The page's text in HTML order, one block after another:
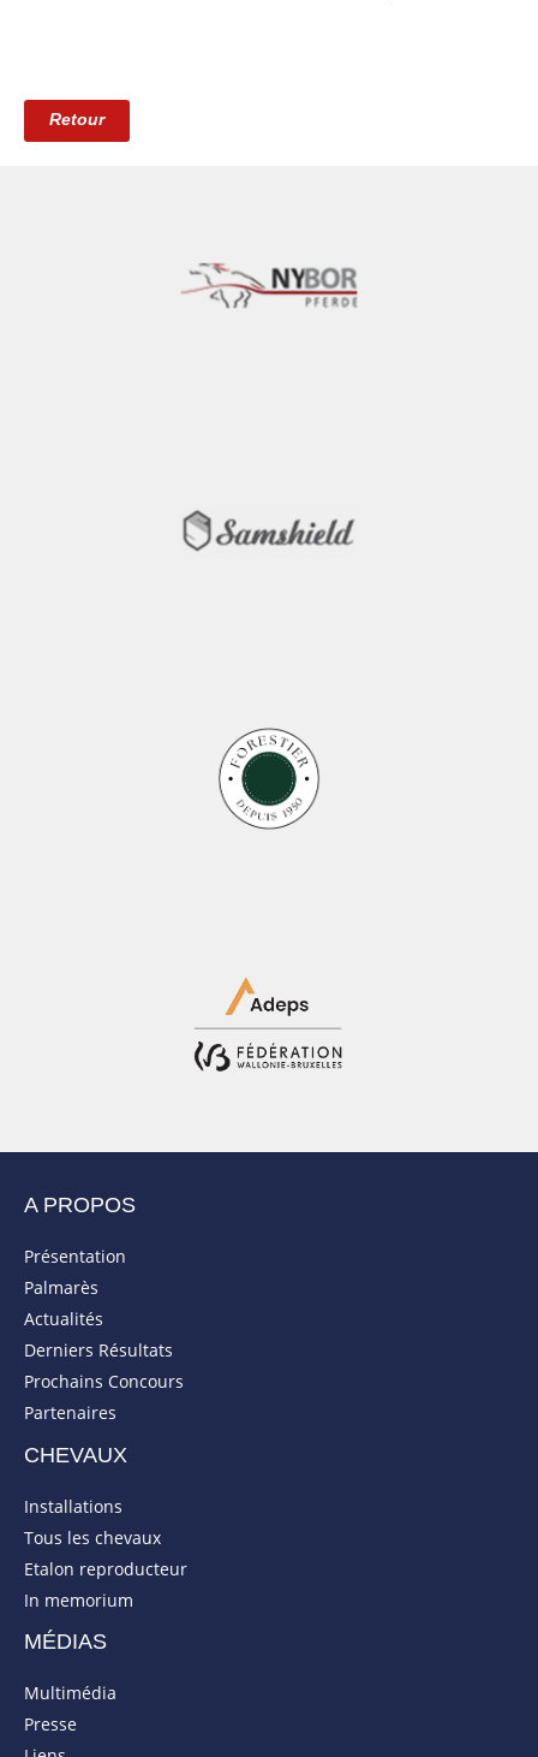
Retour
A PROPOS
Présentation
Palmarès
Actualités
Derniers Résultats
Prochains Concours
Partenaires
CHEVAUX
Installations
Tous les chevaux
Etalon reproducteur
In memorium
MÉDIAS
Multimédia
Presse